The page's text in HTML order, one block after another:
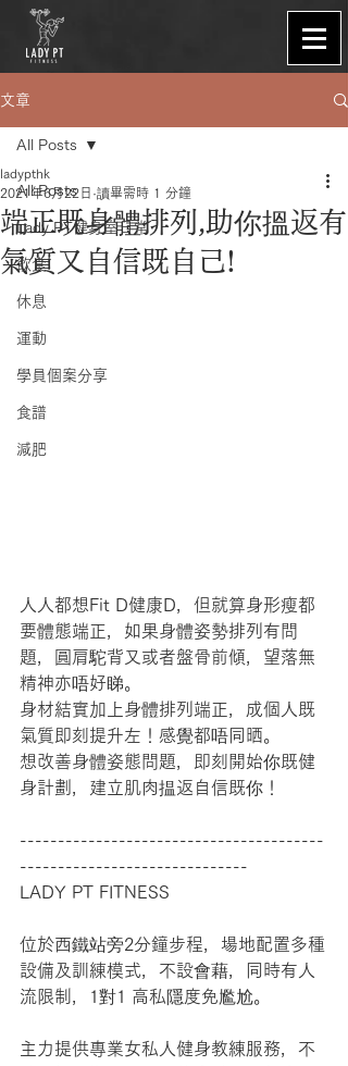
文章
All Posts
Lady PT健身室日常
飲食
休息
運動
學員個案分享
食譜
減肥
All Posts
端正既身體排列,助你搵返有
氣質又自信既自己!
ladypthk
2021年6月22日 讀畢需時 1 分鐘
人人都想Fit D健康D，但就算身形瘦都
要體態端正，如果身體姿勢排列有問
題，圓肩駝背又或者盤骨前傾，望落無
精神亦唔好睇。
身材結實加上身體排列端正，成個人既
氣質即刻提升左！感覺都唔同晒。
想改善身體姿態問題，即刻開始你既健
身計劃，建立肌肉揾返自信既你！
----------------------------------------
------------------------------
LADY PT FITNESS
位於西鐵站旁2分鐘步程，場地配置多種
設備及訓練模式，不設會藉，同時有人
流限制，1對1 高私隱度免尷尬。
主力提供專業女私人健身教練服務，不